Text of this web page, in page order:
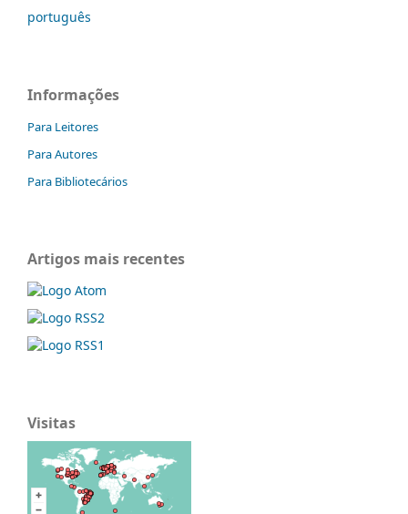
português
Informações
Para Leitores
Para Autores
Para Bibliotecários
Artigos mais recentes
Visitas